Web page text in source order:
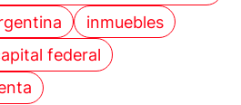
inmuebles
federal